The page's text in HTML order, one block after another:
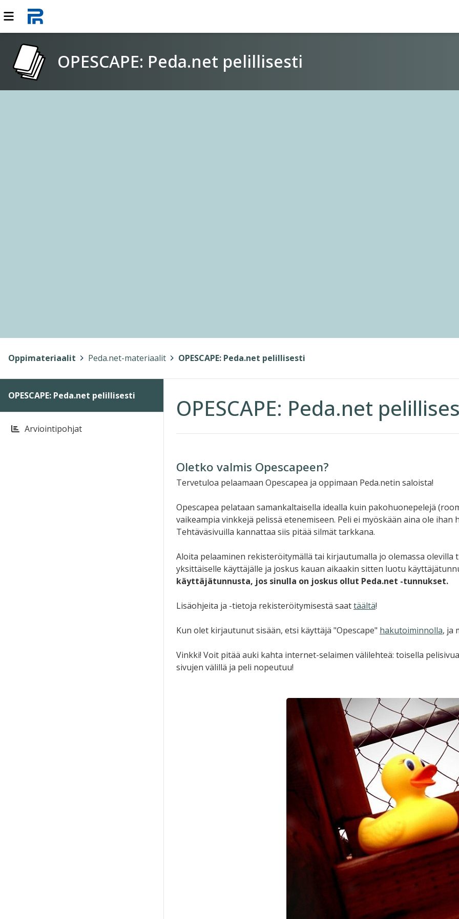
OPESCAPE: Peda.net pelillisesti
Oppimateriaalit Peda.net-materiaalit OPESCAPE: Peda.net pelillisesti
OPESCAPE: Peda.net
Oletko valmis Opescapeen?
Tervetuloa pelaamaan Opescapea ja oppimaan Peda.netin saloista!
Opescapea pelataan samankaltaisella idealla kuin pakohuonepelejä
vaikeampia vinkkejä pelissä etenemiseen. Peli ei myöskään aina ole
Tehtäväsivuilla kannattaa siis pitää silmät tarkkana.
Aloita pelaaminen rekisteröitymällä tai kirjautumalla jo olemassa
yksittäiselle käyttäjälle ja joskus kauan aikaakin sitten luotu
käyttäjätunnusta, jos sinulla on joskus ollut Peda.net -tunnukset.
Lisäohjeita ja -tietoja rekisteröitymisestä saattäältä!
Kun olet kirjautunut sisään, etsi käyttäjä "Opescape" hakutoiminnolla, ja
Vinkki! Voit pitää auki kahta internet-selaimen välilehteä: toisella
sivujen välillä ja peli nopeutuu!
OPESCAPE: Peda.net pelillisesti
Arviointipohjat